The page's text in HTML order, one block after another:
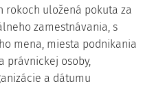
rokoch uložená pokuta za
zamestnávania, s
mena, miesta podnikania
právnickej osoby,
a dátumu